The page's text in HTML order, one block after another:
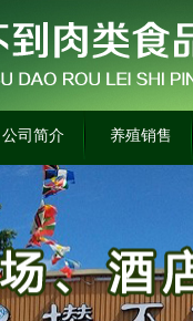
公司简介 养殖销售